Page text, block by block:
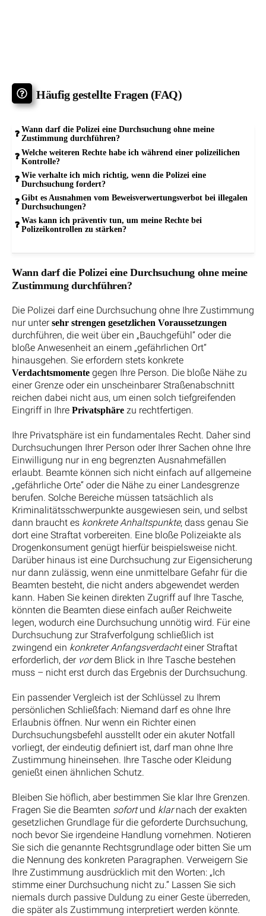
Häufig gestellte Fragen (FAQ)
Wann darf die Polizei eine Durchsuchung ohne meine
Zustimmung durchführen?
Welche weiteren Rechte habe ich während einer polizeilichen
Kontrolle?
Wie verhalte ich mich richtig, wenn die Polizei eine
Durchsuchung fordert?
Gibt es Ausnahmen vom Beweisverwertungsverbot bei illegalen
Durchsuchungen?
Was kann ich präventiv tun, um meine Rechte bei
Polizeikontrollen zu stärken?
Wann darf die Polizei eine Durchsuchung ohne meine
Zustimmung durchführen?
Die Polizei darf eine Durchsuchung ohne Ihre Zustimmung
nur unter sehr strengen gesetzlichen Voraussetzungen
durchführen, die weit über ein „Bauchgefühl“ oder die
bloße Anwesenheit an einem „gefährlichen Ort“
hinausgehen. Sie erfordern stets konkrete
Verdachtsmomente gegen Ihre Person. Die bloße Nähe zu
einer Grenze oder ein unscheinbarer Straßenabschnitt
reichen dabei nicht aus, um einen solch tiefgreifenden
Eingriff in Ihre Privatsphäre zu rechtfertigen.
Ihre Privatsphäre ist ein fundamentales Recht. Daher sind
Durchsuchungen Ihrer Person oder Ihrer Sachen ohne Ihre
Einwilligung nur in eng begrenzten Ausnahmefällen
erlaubt. Beamte können sich nicht einfach auf allgemeine
„gefährliche Orte“ oder die Nähe zu einer Landesgrenze
berufen. Solche Bereiche müssen tatsächlich als
Kriminalitätsschwerpunkte ausgewiesen sein, und selbst
dann braucht es konkrete Anhaltspunkte, dass genau Sie
dort eine Straftat vorbereiten. Eine bloße Polizeiakte als
Drogenkonsument genügt hierfür beispielsweise nicht.
Darüber hinaus ist eine Durchsuchung zur Eigensicherung
nur dann zulässig, wenn eine unmittelbare Gefahr für die
Beamten besteht, die nicht anders abgewendet werden
kann. Haben Sie keinen direkten Zugriff auf Ihre Tasche,
könnten die Beamten diese einfach außer Reichweite
legen, wodurch eine Durchsuchung unnötig wird. Für eine
Durchsuchung zur Strafverfolgung schließlich ist
zwingend ein konkreter Anfangsverdachteiner Straftat
erforderlich, der vordem Blick in Ihre Tasche bestehen
muss – nicht erst durch das Ergebnis der Durchsuchung.
Ein passender Vergleich ist der Schlüssel zu Ihrem
persönlichen Schließfach: Niemand darf es ohne Ihre
Erlaubnis öffnen. Nur wenn ein Richter einen
Durchsuchungsbefehl ausstellt oder ein akuter Notfall
vorliegt, der eindeutig definiert ist, darf man ohne Ihre
Zustimmung hineinsehen. Ihre Tasche oder Kleidung
genießt einen ähnlichen Schutz.
Bleiben Sie höflich, aber bestimmen Sie klar Ihre Grenzen.
Fragen Sie die Beamten sofortund klarnach der exakten
gesetzlichen Grundlage für die geforderte Durchsuchung,
noch bevor Sie irgendeine Handlung vornehmen. Notieren
Sie sich die genannte Rechtsgrundlage oder bitten Sie um
die Nennung des konkreten Paragraphen. Verweigern Sie
Ihre Zustimmung ausdrücklich mit den Worten: „Ich
stimme einer Durchsuchung nicht zu.“ Lassen Sie sich
niemals durch passive Duldung zu einer Geste überreden,
die später als Zustimmung interpretiert werden könnte.